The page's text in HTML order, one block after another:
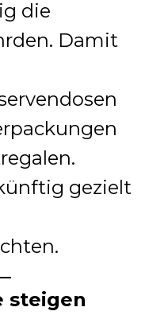
die
Damit
gezielt
steigen